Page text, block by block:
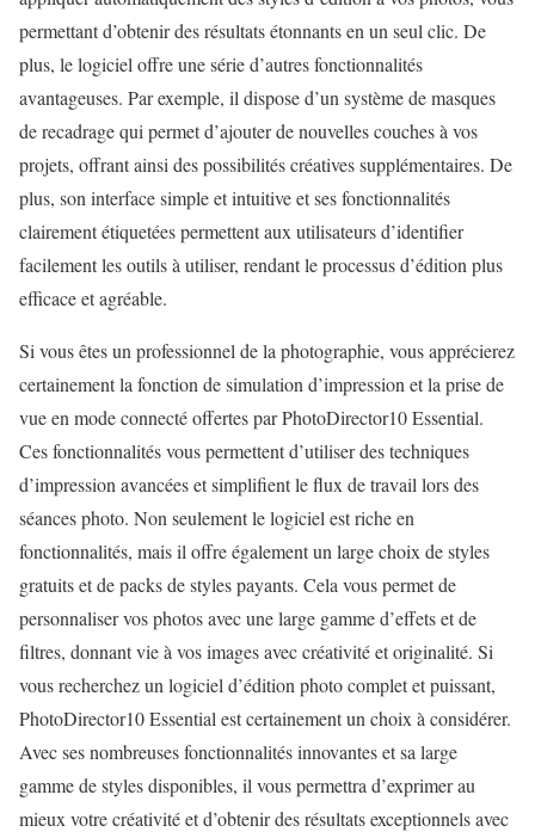
permettant d’obtenir des résultats étonnants en un seul clic. De
plus, le logiciel offre une série d’autres fonctionnalités
avantageuses. Par exemple, il dispose d’un système de masques
de recadrage qui permet d’ajouter de nouvelles couches à vos
projets, offrant ainsi des possibilités créatives supplémentaires. De
plus, son interface simple et intuitive et ses fonctionnalités
clairement étiquetées permettent aux utilisateurs d’identifier
facilement les outils à utiliser, rendant le processus d’édition plus
efficace et agréable.
Si vous êtes un professionnel de la photographie, vous apprécierez
certainement la fonction de simulation d’impression et la prise de
vue en mode connecté offertes par PhotoDirector10 Essential.
Ces fonctionnalités vous permettent d’utiliser des techniques
d’impression avancées et simplifient le flux de travail lors des
séances photo. Non seulement le logiciel est riche en
fonctionnalités, mais il offre également un large choix de styles
gratuits et de packs de styles payants. Cela vous permet de
personnaliser vos photos avec une large gamme d’effets et de
filtres, donnant vie à vos images avec créativité et originalité. Si
vous recherchez un logiciel d’édition photo complet et puissant,
PhotoDirector10 Essential est certainement un choix à considérer.
Avec ses nombreuses fonctionnalités innovantes et sa large
gamme de styles disponibles, il vous permettra d’exprimer au
mieux votre créativité et d’obtenir des résultats exceptionnels avec